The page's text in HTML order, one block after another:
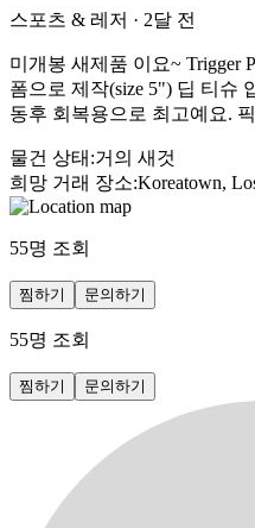
스포츠 & 레저 · 2달 전
미개봉 새제품 이요~ Trigger
폼으로 제작(size 5") 딥 티슈
동후 회복용으로 최고예요.
물건 상태 :거의 새것
희망 거래 장소:Koreatown,
55명 조회
찜하기 문의하기
55명 조회
찜하기 문의하기